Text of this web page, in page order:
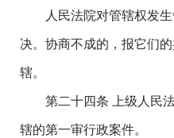
人民法院对管辖权发
决。协商不成的，报它们
辖。
第二十四条 上级人民
辖的第一审行政案件。